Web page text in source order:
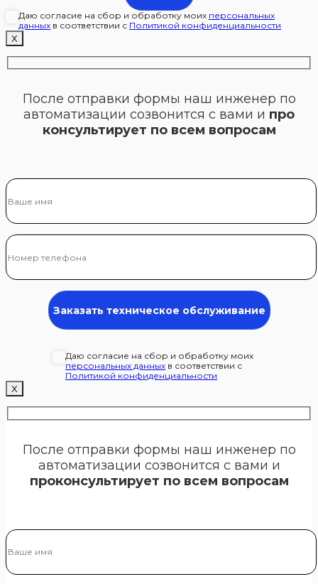
Даю согласие на сбор и обработку моих персональных
данных в соответствии с Политикой конфиденциальности
Х
После отправки формы наш инженер по
автоматизации созвонится с вами и про
консультирует по всем вопросам
Даю согласие на сбор и обработку моих
персональных данных в соответствии с
Политикой конфиденциальности
Х
После отправки формы наш инженер по
автоматизации созвонится с вами и
проконсультирует по всем вопросам